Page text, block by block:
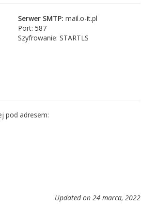
Serwer SMTP: mail.o-it.pl
Port: 587
Szyfrowanie: STARTLS
pod adresem:
Updated on 24 marca, 2022